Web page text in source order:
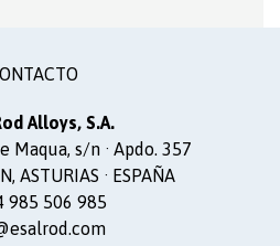
Alloys, S.A.
Maqua, s/n · Apdo. 357
ASTURIAS · ESPAÑA
985 506 985